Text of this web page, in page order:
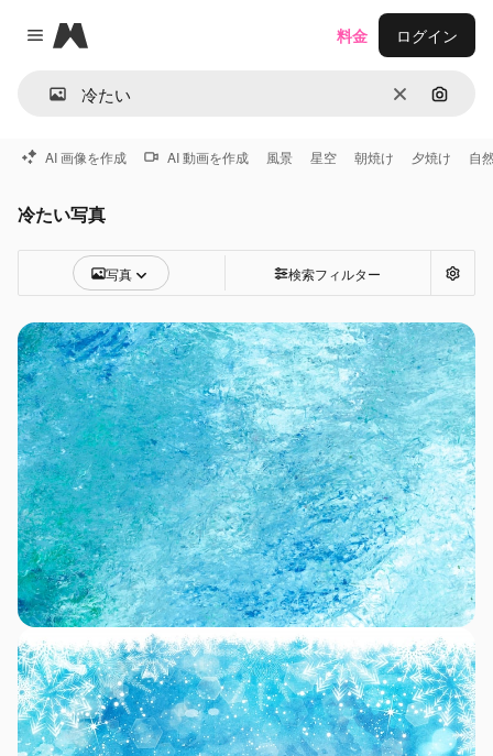
Close menu
Magnific
消去 画像で
料金 ログイン
AI 画像を作成 AI 動画を作成 風景 星空 朝焼け 夕焼け 自
冷たい写真
写真 検索フィルター